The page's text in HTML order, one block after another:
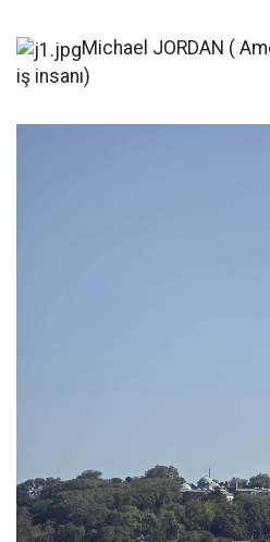
Michael JORDAN (
iş insanı)